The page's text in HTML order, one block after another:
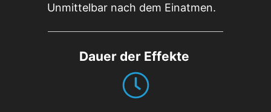
Unmittelbar nach dem Einatmen.
Dauer der Effekte